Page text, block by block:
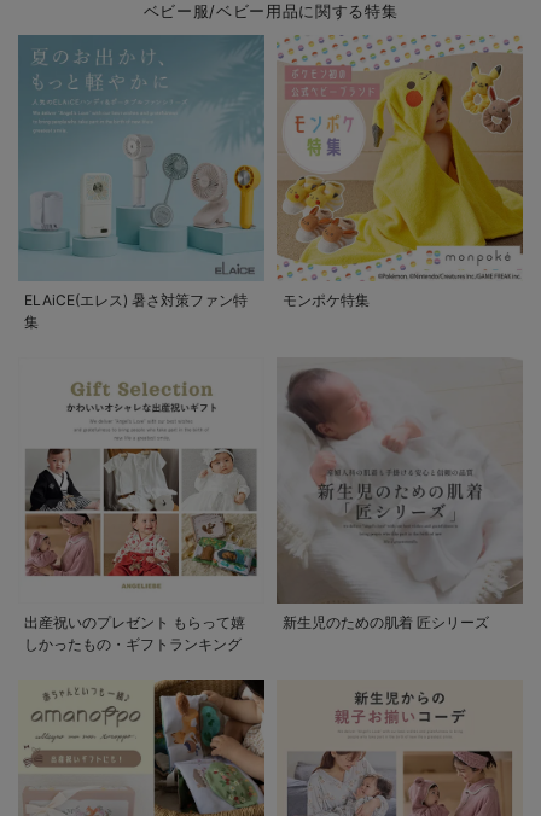
ベビー服/ベビー用品に関する特集
ELAiCE(エレス) 暑さ対策ファン特
集
モンポケ特集
出産祝いのプレゼント もらって嬉
しかったもの・ギフトランキング
新生児のための肌着 匠シリーズ